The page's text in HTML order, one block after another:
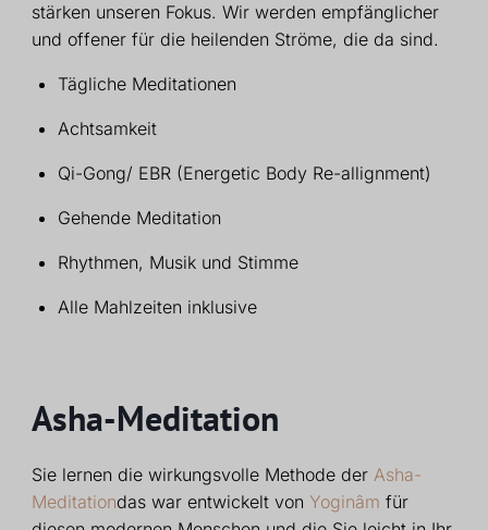
stärken unseren Fokus. Wir werden empfänglicher
und offener für die heilenden Ströme, die da sind.
Tägliche Meditationen
Achtsamkeit
Qi-Gong/ EBR (Energetic Body Re-allignment)
Gehende Meditation
Rhythmen, Musik und Stimme
Alle Mahlzeiten inklusive
Asha-Meditation
Sie lernen die wirkungsvolle Methode der Asha-
Meditationdas war entwickelt von Yoginâm für